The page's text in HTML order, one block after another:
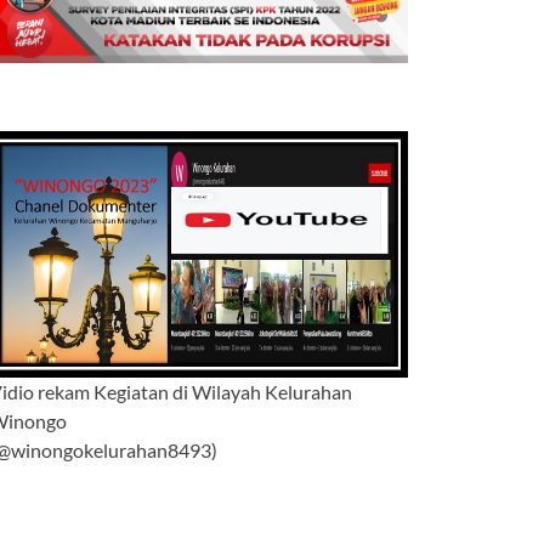
rekam Kegiatan di Wilayah Kelurahan